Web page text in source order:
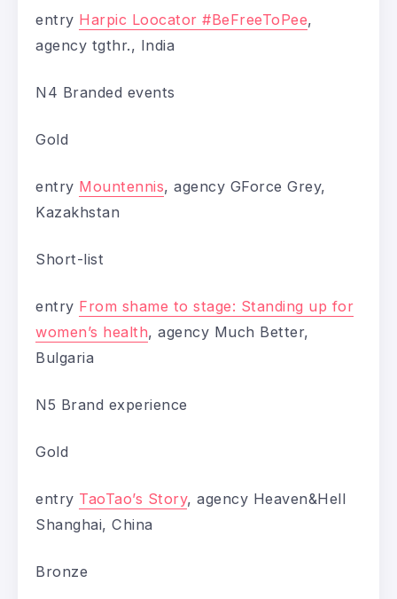
entry Harpic Loocator #BeFreeToPee,
agency tgthr., India
N4 Branded events
Gold
entry Mountennis, agency GForce Grey,
Kazakhstan
Short-list
entry From shame to stage: Standing up for
women’s health, agency Much Better,
Bulgaria
N5 Brand experience
Gold
entry TaoTao’s Story, agency Heaven&Hell
Shanghai, China
Bronze